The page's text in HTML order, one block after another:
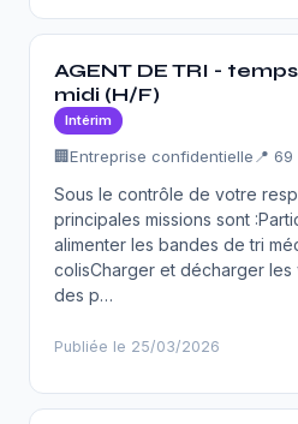
AGENT DE TRI -
midi (H/F)
Intérim
🏢Entreprise confidentielle 📍
Sous le contrôle de votre
principales missions sont
alimenter les bandes de tri
colisCharger et décharger
des p…
Publiée le 25/03/2026